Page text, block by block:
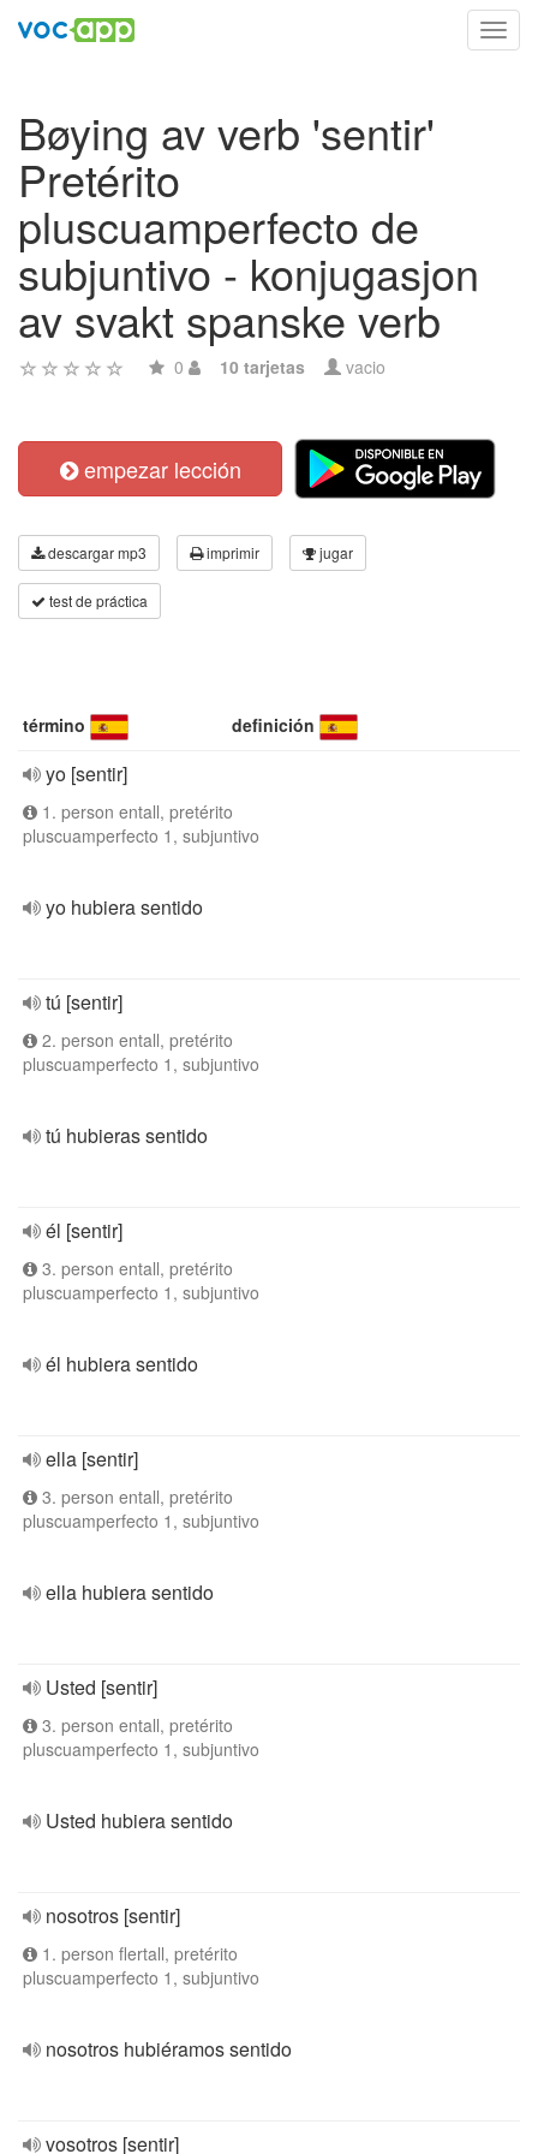
Bøying av verb 'sentir'
Pretérito
pluscuamperfecto de
subjuntivo - konjugasjon
av svakt spanske verb
0 10 tarjetas vacio
empezar lección
descargar mp3 imprimir jugar
test de práctica
término definición
yo [sentir]
1. person entall, pretérito
pluscuamperfecto 1, subjuntivo
yo hubiera sentido
tú [sentir]
2. person entall, pretérito
pluscuamperfecto 1, subjuntivo
tú hubieras sentido
él [sentir]
3. person entall, pretérito
pluscuamperfecto 1, subjuntivo
él hubiera sentido
ella [sentir]
3. person entall, pretérito
pluscuamperfecto 1, subjuntivo
ella hubiera sentido
Usted [sentir]
3. person entall, pretérito
pluscuamperfecto 1, subjuntivo
Usted hubiera sentido
nosotros [sentir]
1. person flertall, pretérito
pluscuamperfecto 1, subjuntivo
nosotros hubiéramos sentido
vosotros [sentir]